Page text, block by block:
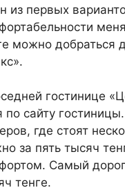
из первых
можно добраться
гости­нице
по сайту
где стоят
за пять тысяч
Самый
тенге.